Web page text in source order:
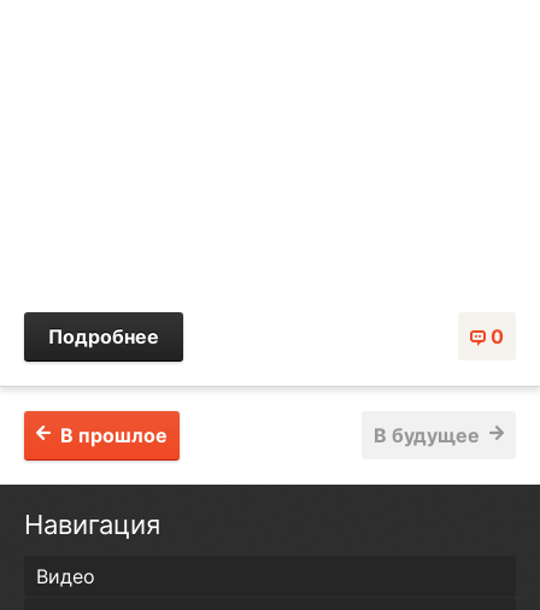
0
Подробнее
В будущее
В прошлое
Навигация
Видео